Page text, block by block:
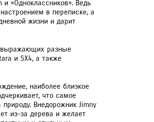
КОЛЁС В ПОДАРОК
«Одноклассников». Ведь
в переписке, а
жизни и дарит
выражающих разные
и SX4, а также
наиболее близкое
что самое
Внедорожник Jimny
из-за дерева и желает